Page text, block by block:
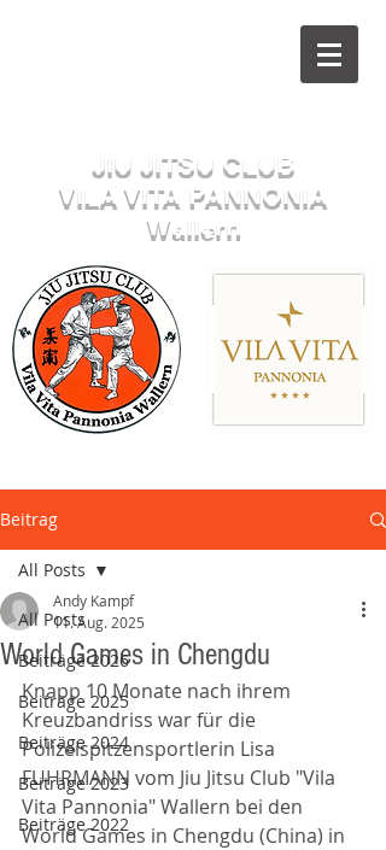
JIU JITSU CLUB
VILA VITA PANNONIA
Wallern
Beitrag
All Posts
Beiträge 2026
Beiträge 2025
Beiträge 2024
Beiträge 2023
Beiträge 2022
All Posts
World Games in Chengdu
Andy Kampf
11. Aug. 2025
Knapp 10 Monate nach ihrem
Kreuzbandriss war für die
Polizeispitzensportlerin Lisa
FUHRMANN vom Jiu Jitsu Club "Vila
Vita Pannonia" Wallern bei den
World Games in Chengdu (China) in